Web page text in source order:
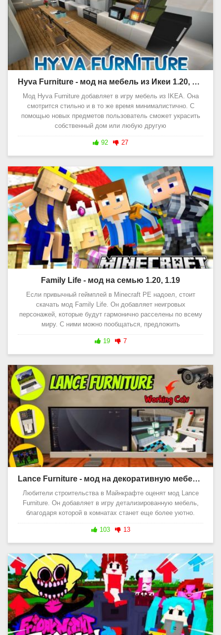
Hyva Furniture - мод на мебель из Икеи 1.20, 1.19
Мод Hyva Furniture добавляет в игру мебель из IKEA. Она
смотрится стильно и в то же время минималистично. С
помощью новых предметов пользователь сможет украсить
собственный дом или любую другую
92 27
Family Life - мод на семью 1.20, 1.19
Если привычный геймплей в Minecraft PE надоел, стоит
скачать мод Family Life. Он добавляет неигровых
персонажей, которые будут гармонично расселены по всему
миру. С ними можно пообщаться, предложить
19 7
Lance Furniture - мод на декоративную мебель 1.20, 1.19
Любители строительства в Майнкрафте оценят мод Lance
Furniture. Он добавляет в игру детализированную мебель,
благодаря которой в комнатах станет еще более уютно.
103 13